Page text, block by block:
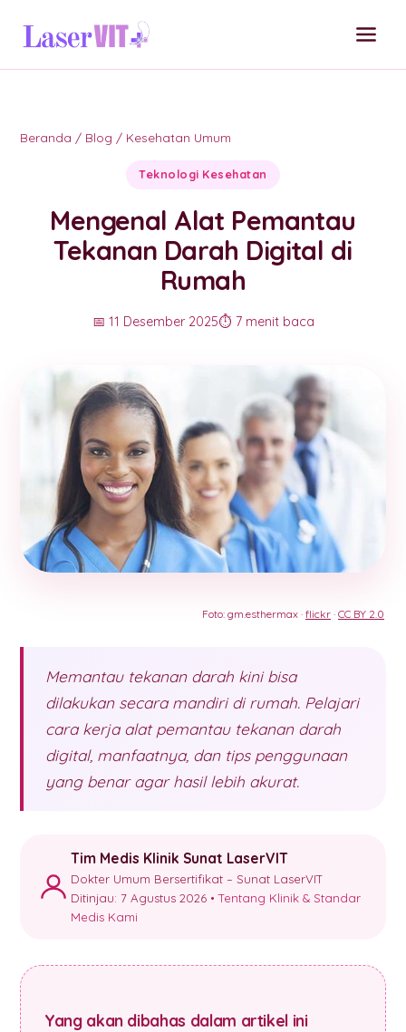
Beranda / Blog / Kesehatan Umum
Teknologi Kesehatan
Mengenal Alat Pemantau
Tekanan Darah Digital di
Rumah
📅 11 Desember 2025⏱️ 7 menit baca
Foto: gm.esthermax · flickr · CC BY 2.0
Memantau tekanan darah kini bisa
dilakukan secara mandiri di rumah. Pelajari
cara kerja alat pemantau tekanan darah
digital, manfaatnya, dan tips penggunaan
yang benar agar hasil lebih akurat.
Tim Medis Klinik Sunat LaserVIT
Dokter Umum Bersertifikat – Sunat LaserVIT
Ditinjau: 7 Agustus 2026 •Tentang Klinik & Standar
Medis Kami
Yang akan dibahas dalam artikel ini